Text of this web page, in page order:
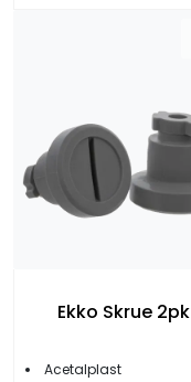
Ekko Skrue 2pk
Acetalplast